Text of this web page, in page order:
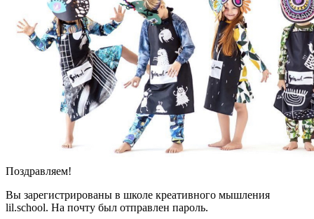
Поздравляем!
Вы зарегистрированы в школе креативного мышления
lil.school. На почту был отправлен пароль.